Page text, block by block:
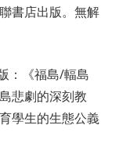
書店出版。無解
：《福島/輻島
悲劇的深刻教
學生的生態公義